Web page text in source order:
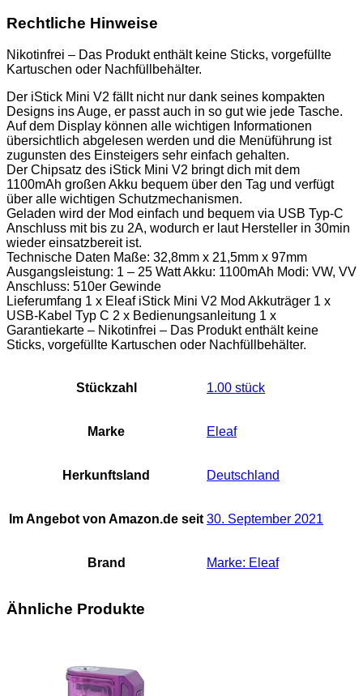
Rechtliche Hinweise
Nikotinfrei – Das Produkt enthält keine Sticks, vorgefüllte
Kartuschen oder Nachfüllbehälter.
Der iStick Mini V2 fällt nicht nur dank seines kompakten
Designs ins Auge, er passt auch in so gut wie jede Tasche.
Auf dem Display können alle wichtigen Informationen
übersichtlich abgelesen werden und die Menüführung ist
zugunsten des Einsteigers sehr einfach gehalten.
Der Chipsatz des iStick Mini V2 bringt dich mit dem
1100mAh großen Akku bequem über den Tag und verfügt
über alle wichtigen Schutzmechanismen.
Geladen wird der Mod einfach und bequem via USB Typ-C
Anschluss mit bis zu 2A, wodurch er laut Hersteller in 30min
wieder einsatzbereit ist.
Technische Daten Maße: 32,8mm x 21,5mm x 97mm
Ausgangsleistung: 1 – 25 Watt Akku: 1100mAh Modi: VW, VV
Anschluss: 510er Gewinde
Lieferumfang 1 x Eleaf iStick Mini V2 Mod Akkuträger 1 x
USB-Kabel Typ C 2 x Bedienungsanleitung 1 x
Garantiekarte – Nikotinfrei – Das Produkt enthält keine
Sticks, vorgefüllte Kartuschen oder Nachfüllbehälter.
Stückzahl ‎1.00 stück
Marke Eleaf
Herkunftsland ‎Deutschland
Im Angebot von Amazon.de seit 30. September 2021
Brand Marke: Eleaf
Ähnliche Produkte